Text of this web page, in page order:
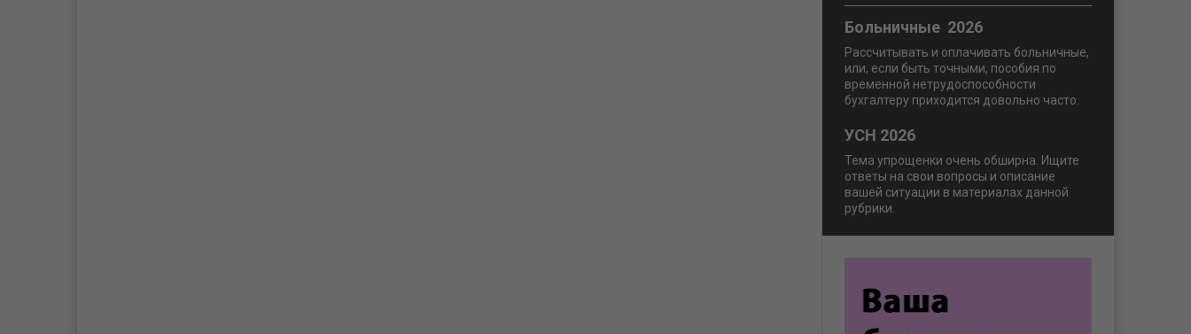
Больничные 2026
Рассчитывать и оплачивать больничные,
или, если быть точными, пособия по
временной нетрудоспособности
бухгалтеру приходится довольно часто.
УСН 2026
Тема упрощенки очень обширна. Ищите
ответы на свои вопросы и описание
вашей ситуации в материалах данной
рубрики.